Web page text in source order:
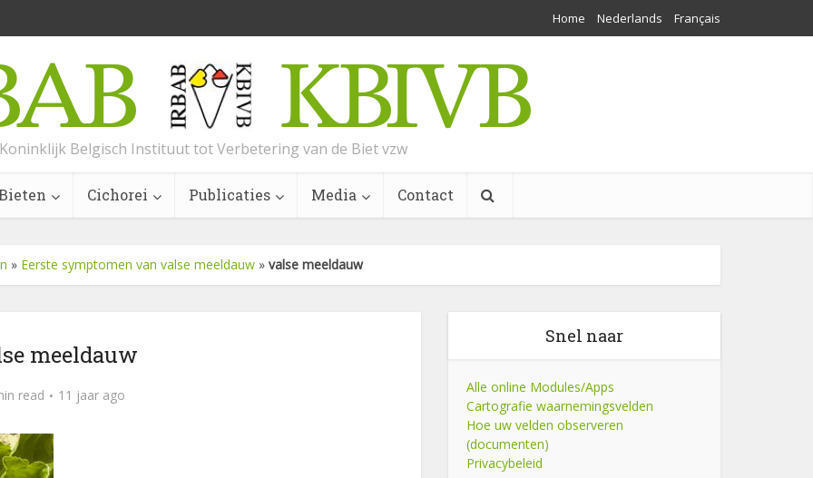
Home Nederlands Français
Koninklijk Belgisch Instituut tot Verbetering van de Biet vzw
Cichorei Publicaties Media Contact
» Eerste symptomen van valse meeldauw » valse meeldauw
meeldauw
read 11 jaar ago
Snel naar
Alle online Modules/Apps
Cartografie waarnemingsvelden
Hoe uw velden observeren
(documenten)
Privacybeleid